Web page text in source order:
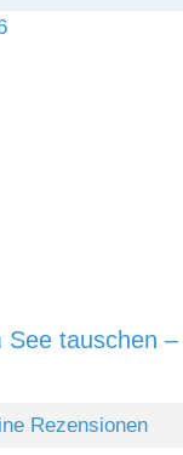
See tauschen –
Rezensionen